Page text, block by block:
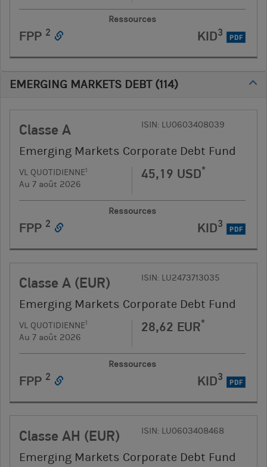
Ressources
FPP 2 KID3 PDF
EMERGING MARKETS DEBT (114)
Classe A ISIN: LU0603408039
Emerging Markets Corporate Debt Fund
VL QUOTIDIENNE1
Au 7 août 2026
45,19 USD*
Ressources
FPP 2 KID3 PDF
Classe A (EUR) ISIN: LU2473713035
Emerging Markets Corporate Debt Fund
VL QUOTIDIENNE1
Au 7 août 2026
28,62 EUR*
Ressources
FPP 2 KID3 PDF
Classe AH (EUR) ISIN: LU0603408468
Emerging Markets Corporate Debt Fund